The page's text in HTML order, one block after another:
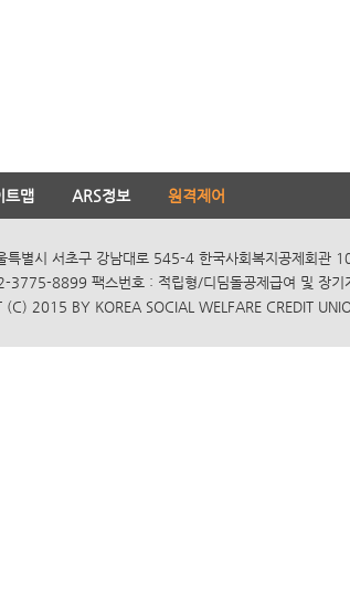
트맵 ARS정보 원격제어
별시 서초구 강남대로 545-4 한국사회복지공제회
3775-8899 팩스번호 : 적립형/디딤돌공제급여 및
(C) 2015 BY KOREA SOCIAL WELFARE CREDIT